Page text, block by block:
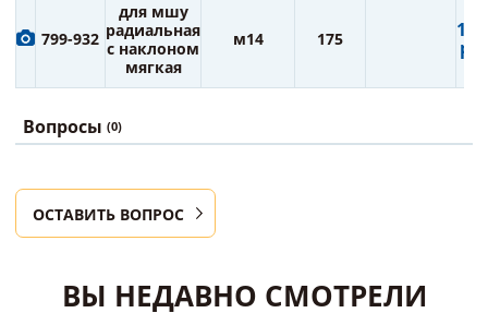
799-932
для мшу
радиальная
с наклоном
мягкая
м14 175 1
Вопросы (0)
ОСТАВИТЬ ВОПРОС
ВЫ НЕДАВНО СМОТРЕЛИ